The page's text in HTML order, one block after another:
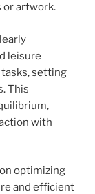
or artwork.
leisure
setting
This
with
optimizing
and efficient